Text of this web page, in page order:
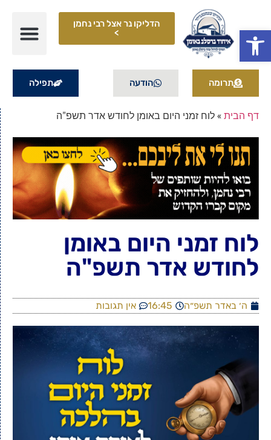
פתח סרגל נגישות
הדליקו נר אצל רבי נחמן
>
תרומה הודעה תפילה
דף הבית»לוח זמני היום באומן לחודש אדר תשפ"ה
לוח זמני היום באומן
לחודש אדר תשפ"ה
ה׳ באדר תשפ״ה 16:45 אין תגובות